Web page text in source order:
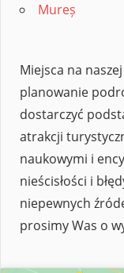
Mureș
Miejsca na
planowanie
dostarczyć
atrakcji
naukowymi i
nieścisłości i
niepewnych
prosimy Was o